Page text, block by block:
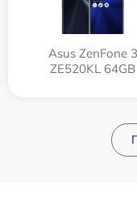
Asus ZenFone 3
ZE520KL 64GB